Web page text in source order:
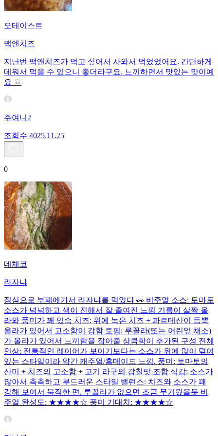
오테이스트
맥앤치즈
지난번 맥앤치즈가 먹고 싶어서 사와서 먹었었어요. 간단하게
데워서 먹을 수 있으니 좋더라구요. 느끼하면서 맛있는 맛이예
요 ㅎ
주여니2
조회수 4025.11.25
0
데체코
라자냐
점심으로 부페에가서 라자냐를 먹었다 👀 비주얼 소스: 토마토
소스가 넉넉하고 색이 진해서 잘 졸여진 느낌 기름이 살짝 올
라와 풍미가 꽤 있슴 치즈: 위에 녹은 치즈 + 파르메산이 듬뿍
올라가 있어서 고소함이 강함 토핑: 루꼴라(또는 어린잎 채소)
가 올라가 있어서 느끼함을 잡아줄 상큼함이 추가된 구성 전체
인상: 전통적인 레이어가 보이기보다는 소스가 위에 많이 덮여
있는 스타일이라 약간 캐주얼/홈메이드 느낌. 풍미: 토마토의
산미 + 치즈의 고소함 + 고기 라구의 감칠맛 조합 식감: 소스가
많아서 촉촉하고 부드러운 스타일 밸런스: 치즈와 소스가 꽤
강해 보여서 묵직한 편. 루꼴라가 없으면 조금 무거웠을듯 비
주얼 완성도: ★★★★☆ 풍미 기대치: ★★★★☆